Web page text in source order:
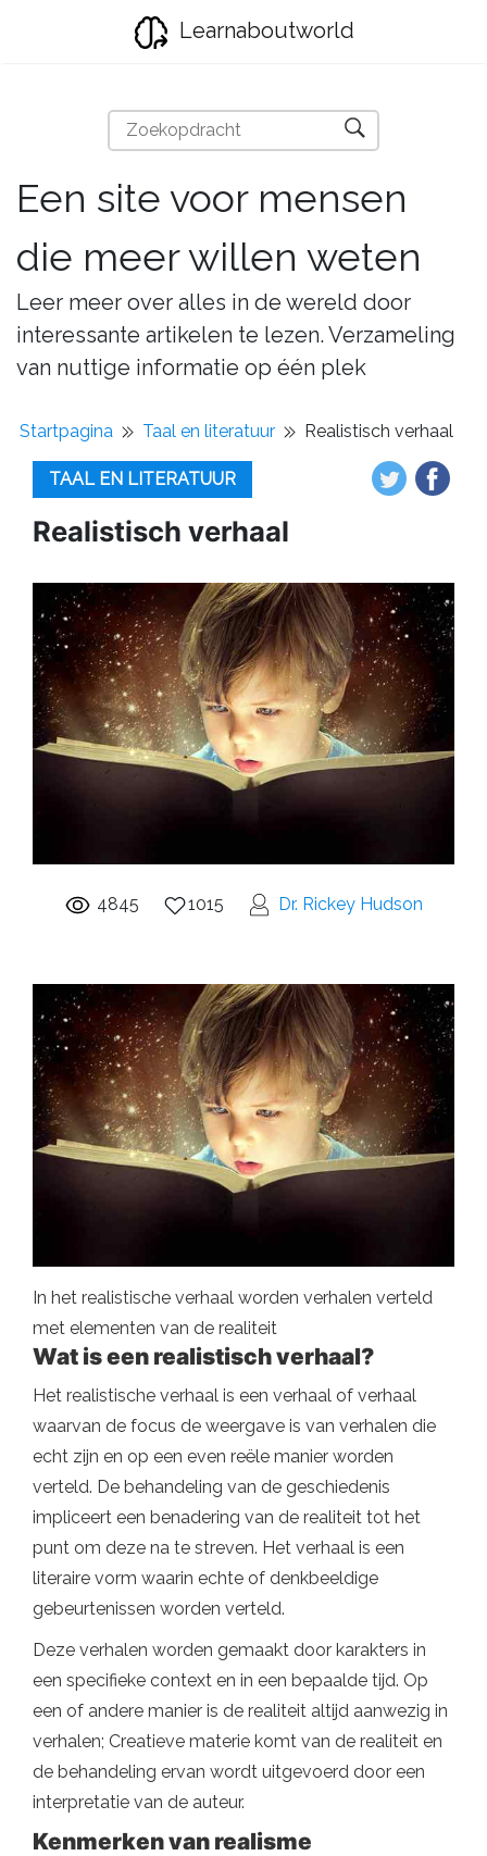
Learnaboutworld
Een site voor mensen
die meer willen weten
Leer meer over alles in de wereld door
interessante artikelen te lezen. Verzameling
van nuttige informatie op één plek
Startpagina Taal en literatuur Realistisch verhaal
TAAL EN LITERATUUR
Realistisch verhaal
4845 1015 Dr. Rickey Hudson
In het realistische verhaal worden verhalen verteld
met elementen van de realiteit
Wat is een realistisch verhaal?
Het realistische verhaal is een verhaal of verhaal
waarvan de focus de weergave is van verhalen die
echt zijn en op een even reële manier worden
verteld. De behandeling van de geschiedenis
impliceert een benadering van de realiteit tot het
punt om deze na te streven. Het verhaal is een
literaire vorm waarin echte of denkbeeldige
gebeurtenissen worden verteld.
Deze verhalen worden gemaakt door karakters in
een specifieke context en in een bepaalde tijd. Op
een of andere manier is de realiteit altijd aanwezig in
verhalen; Creatieve materie komt van de realiteit en
de behandeling ervan wordt uitgevoerd door een
interpretatie van de auteur.
Kenmerken van realisme